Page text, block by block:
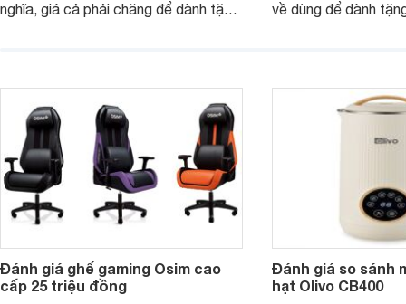
nghĩa, giá cả phải chăng để dành tặng
- 500k đẹp mắt nhé.
về dùng để dành
2025 mới vừa sang,
mua sắm cuối năm.
Đánh giá ghế gaming Osim cao
cấp 25 triệu đồng
Đánh giá so sánh
hạt Olivo CB400